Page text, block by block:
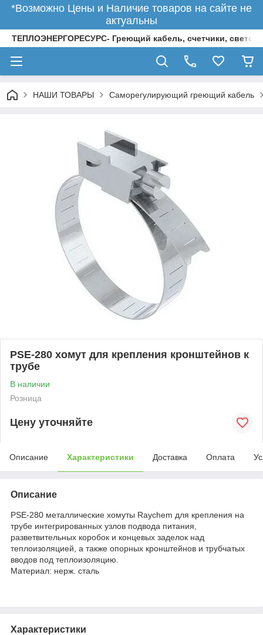
*Возможно Цены и Наличие товаров на сайте не
актуальны
ТЕПЛОЭНЕРГОРЕСУРС- Греющий кабель, счетчики,
НАШИ ТОВАРЫ Саморегулирующий греющий кабель
PSE-280 хомут для крепления кронштейнов к
трубе
В наличии
Розница
Цену уточняйте
Описание Характеристики Доставка Оплата
Описание
PSE-280 металлические хомуты Raychem для крепления на
трубе интегрированных узлов подвода питания,
разветвительных коробок и концевых заделок над
теплоизоляцией, а также опорных кронштейнов и трубчатых
вводов под теплоизоляцию.
Материал: нерж. сталь
Характеристики